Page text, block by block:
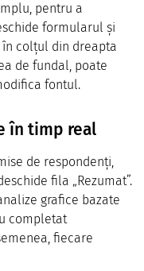
pentru a
formularul și
în colțul din dreapta
de fundal, poate
fontul.
în timp real
de respondenți,
fila „Rezumat”.
grafice bazate
completat
fiecare